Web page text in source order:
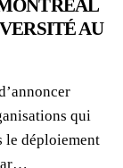
AU
qui
le déploiement